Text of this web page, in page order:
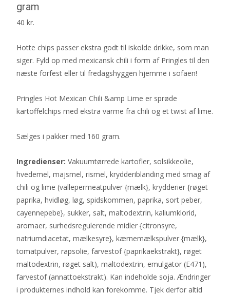
gram
40 kr.
Hotte chips passer ekstra godt til iskolde drikke, som man
siger. Fyld op med mexicansk chili i form af Pringles til den
næste forfest eller til fredagshyggen hjemme i sofaen!
Pringles Hot Mexican Chili &amp Lime er sprøde
kartoffelchips med ekstra varme fra chili og et twist af lime.
Sælges i pakker med 160 gram.
Ingredienser: Vakuumtørrede kartofler, solsikkeolie,
hvedemel, majsmel, rismel, krydderiblanding med smag af
chili og lime (vallepermeatpulver {mælk}, krydderier {røget
paprika, hvidløg, løg, spidskommen, paprika, sort peber,
cayennepebe}, sukker, salt, maltodextrin, kaliumklorid,
aromaer, surhedsregulerende midler {citronsyre,
natriumdiacetat, mælkesyre}, kærnemælkspulver {mælk},
tomatpulver, rapsolie, farvestof {paprikaekstrakt}, røget
maltodextrin, røget salt), maltodextrin, emulgator (E471),
farvestof (annattoekstrakt). Kan indeholde soja. Ændringer
i produkternes indhold kan forekomme. Tjek derfor altid